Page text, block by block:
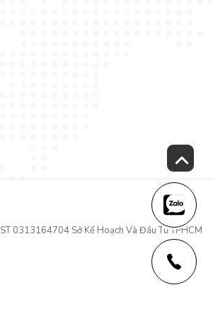
0313164704 Sở Kế Hoạch Và Đầu Tư TPHCM